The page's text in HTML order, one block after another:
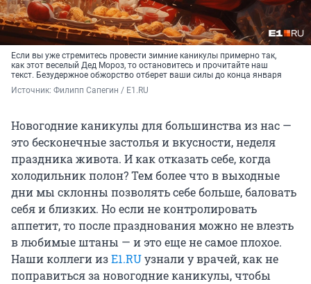
Если вы уже стремитесь провести зимние каникулы примерно так,
как этот веселый Дед Мороз, то остановитесь и прочитайте наш
текст. Безудержное обжорство отберет ваши силы до конца января
Источник: Филипп Сапегин / E1.RU
Новогодние каникулы для большинства из нас —
это бесконечные застолья и вкусности, неделя
праздника живота. И как отказать себе, когда
холодильник полон? Тем более что в выходные
дни мы склонны позволять себе больше, баловать
себя и близких. Но если не контролировать
аппетит, то после празднования можно не влезть
в любимые штаны — и это еще не самое плохое.
Наши коллеги изE1.RUузнали у врачей, как не
поправиться за новогодние каникулы, чтобы